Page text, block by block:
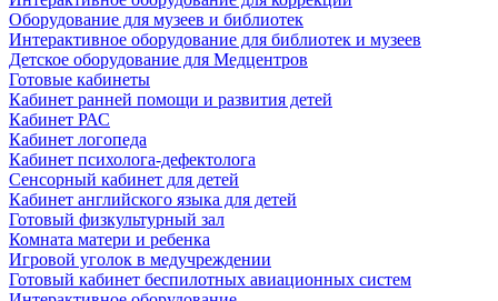
Оборудование для музеев и библиотек
Интерактивное оборудование для библиотек и музеев
Детское оборудование для Медцентров
Готовые кабинеты
Кабинет ранней помощи и развития детей
Кабинет РАС
Кабинет логопеда
Кабинет психолога-дефектолога
Сенсорный кабинет для детей
Кабинет английского языка для детей
Готовый физкультурный зал
Комната матери и ребенка
Игровой уголок в медучреждении
Готовый кабинет беспилотных авиационных систем